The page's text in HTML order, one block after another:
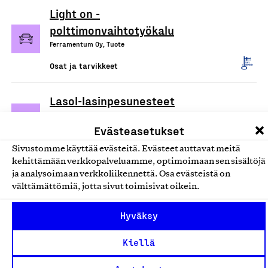
Evästeasetukset
Sivustomme käyttää evästeitä. Evästeet auttavat meitä
kehittämään verkkopalveluamme, optimoimaan sen sisältöjä
ja analysoimaan verkkoliikennettä. Osa evästeistä on
välttämättömiä, jotta sivut toimisivat oikein.
Hyväksy
Kiellä
Light on -
polttimonvaihtotyökalu
Ferramentum Oy, Tuote
Osat ja tarvikkeet
Lasol-lasinpesunesteet
Osat ja tarvikkeet
Nokian Tyres Hakka -
kesärenkaat, Nokian Tyres
Hakkapeliitta -talvirenkaat
Nokian Renkaat Oyj, Tuote